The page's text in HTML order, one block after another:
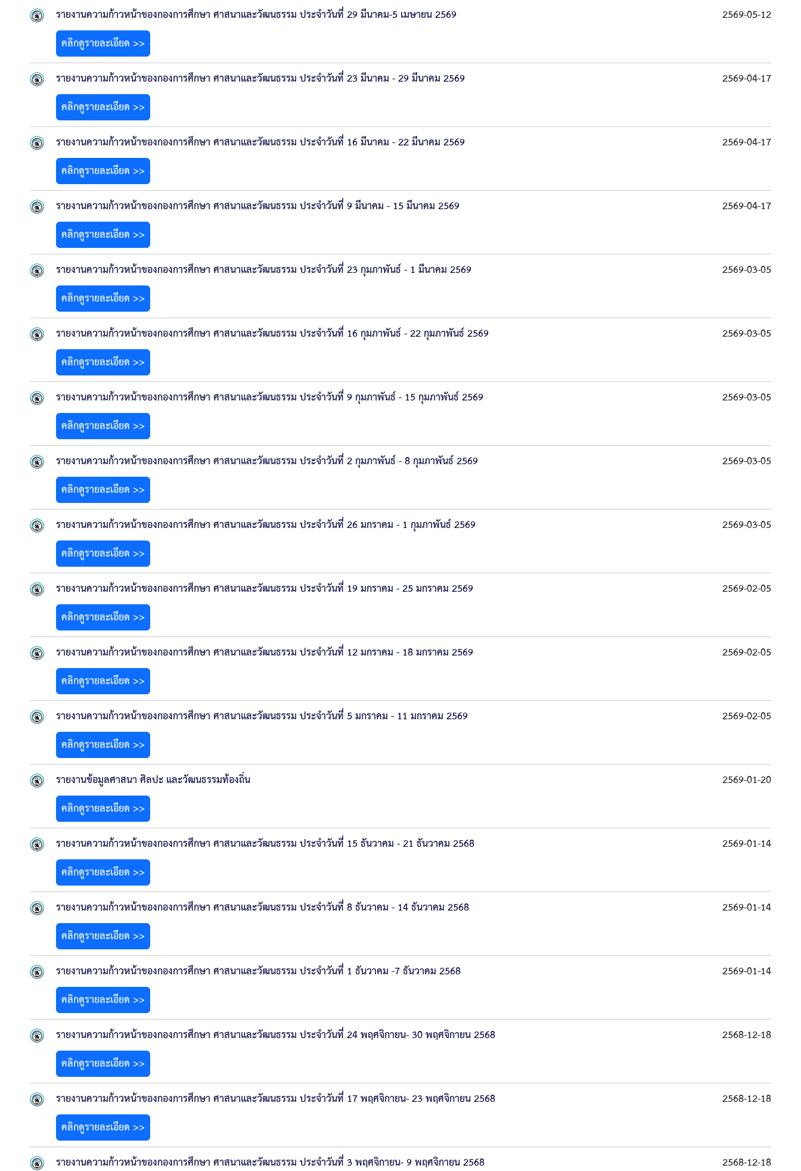
รายงานความก้าวหน้าของกองการศึกษา ศาสนาและวัฒนธรรม ประจำวันที่ 29 มีนาคม-5 เมษายน 2569
คลิกดูรายละเอียด >>
2569-05-12
รายงานความก้าวหน้าของกองการศึกษา ศาสนาและวัฒนธรรม ประจำวันที่ 23 มีนาคม - 29 มีนาคม 2569
คลิกดูรายละเอียด >>
2569-04-17
รายงานความก้าวหน้าของกองการศึกษา ศาสนาและวัฒนธรรม ประจำวันที่ 16 มีนาคม - 22 มีนาคม 2569
คลิกดูรายละเอียด >>
2569-04-17
รายงานความก้าวหน้าของกองการศึกษา ศาสนาและวัฒนธรรม ประจำวันที่ 9 มีนาคม - 15 มีนาคม 2569
คลิกดูรายละเอียด >>
2569-04-17
รายงานความก้าวหน้าของกองการศึกษา ศาสนาและวัฒนธรรม ประจำวันที่ 23 กุมภาพันธ์ - 1 มีนาคม 2569
คลิกดูรายละเอียด >>
2569-03-05
รายงานความก้าวหน้าของกองการศึกษา ศาสนาและวัฒนธรรม ประจำวันที่ 16 กุมภาพันธ์ - 22 กุมภาพันธ์ 2569
คลิกดูรายละเอียด >>
2569-03-05
รายงานความก้าวหน้าของกองการศึกษา ศาสนาและวัฒนธรรม ประจำวันที่ 9 กุมภาพันธ์ - 15 กุมภาพันธ์ 2569
คลิกดูรายละเอียด >>
2569-03-05
รายงานความก้าวหน้าของกองการศึกษา ศาสนาและวัฒนธรรม ประจำวันที่ 2 กุมภาพันธ์ - 8 กุมภาพันธ์ 2569
คลิกดูรายละเอียด >>
2569-03-05
รายงานความก้าวหน้าของกองการศึกษา ศาสนาและวัฒนธรรม ประจำวันที่ 26 มกราคม - 1 กุมภาพันธ์ 2569
คลิกดูรายละเอียด >>
2569-03-05
รายงานความก้าวหน้าของกองการศึกษา ศาสนาและวัฒนธรรม ประจำวันที่ 19 มกราคม - 25 มกราคม 2569
คลิกดูรายละเอียด >>
2569-02-05
รายงานความก้าวหน้าของกองการศึกษา ศาสนาและวัฒนธรรม ประจำวันที่ 12 มกราคม - 18 มกราคม 2569
คลิกดูรายละเอียด >>
2569-02-05
รายงานความก้าวหน้าของกองการศึกษา ศาสนาและวัฒนธรรม ประจำวันที่ 5 มกราคม - 11 มกราคม 2569
คลิกดูรายละเอียด >>
2569-02-05
รายงานข้อมูลศาสนา ศิลปะ และวัฒนธรรมท้องถิ่น
คลิกดูรายละเอียด >>
2569-01-20
รายงานความก้าวหน้าของกองการศึกษา ศาสนาและวัฒนธรรม ประจำวันที่ 15 ธันวาคม - 21 ธันวาคม 2568
คลิกดูรายละเอียด >>
2569-01-14
รายงานความก้าวหน้าของกองการศึกษา ศาสนาและวัฒนธรรม ประจำวันที่ 8 ธันวาคม - 14 ธันวาคม 2568
คลิกดูรายละเอียด >>
2569-01-14
รายงานความก้าวหน้าของกองการศึกษา ศาสนาและวัฒนธรรม ประจำวันที่ 1 ธันวาคม -7 ธันวาคม 2568
คลิกดูรายละเอียด >>
2569-01-14
รายงานความก้าวหน้าของกองการศึกษา ศาสนาและวัฒนธรรม ประจำวันที่ 24 พฤศจิกายน- 30 พฤศจิกายน 2568
คลิกดูรายละเอียด >>
2568-12-18
รายงานความก้าวหน้าของกองการศึกษา ศาสนาและวัฒนธรรม ประจำวันที่ 17 พฤศจิกายน- 23 พฤศจิกายน 2568
คลิกดูรายละเอียด >>
2568-12-18
รายงานความก้าวหน้าของกองการศึกษา ศาสนาและวัฒนธรรม ประจำวันที่ 3 พฤศจิกายน- 9 พฤศจิกายน 2568 2568-12-18